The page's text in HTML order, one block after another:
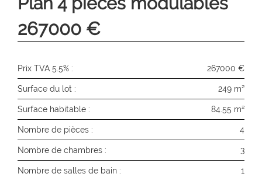
267000 €
Prix TVA 5.5% : 267000 €
Surface du lot : 249 m²
Surface habitable : 84.55 m²
Nombre de pièces : 4
Nombre de chambres : 3
Nombre de salles de bain : 1